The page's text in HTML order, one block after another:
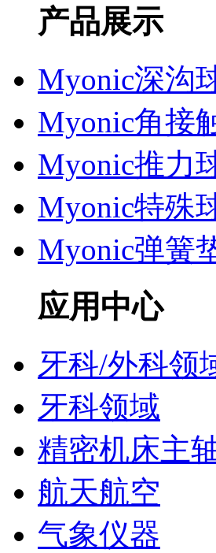
产品展示
Myonic深沟
Myonic角接
Myonic推力
Myonic特殊
Myonic弹簧
应用中心
牙科/外科领
牙科领域
精密机床主
航天航空
气象仪器